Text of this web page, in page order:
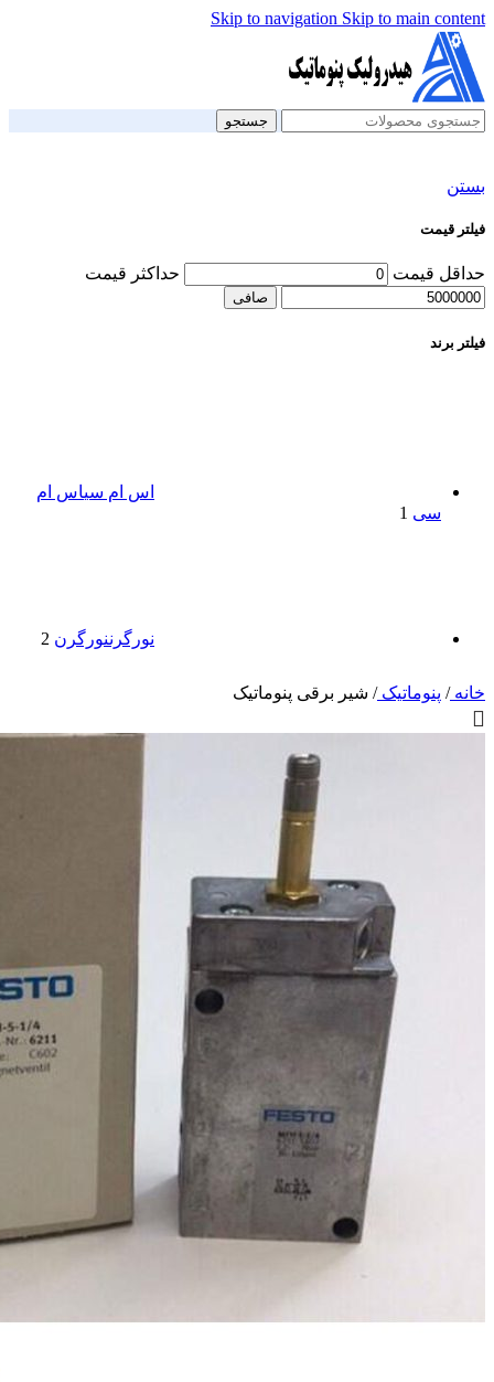
Skip to navigation Skip to main content
جستجو
بستن
فیلتر قیمت
حداقل قیمت حداكثر قيمت
صافی
فیلتر برند
اس ام سیاس ام
سی 1
نورگرننورگرن 2
خانه/ پنوماتیک/ شیر برقی پنوماتیک